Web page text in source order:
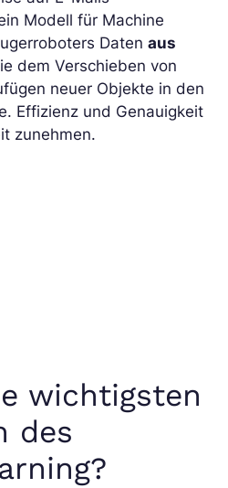
Modell für Machine
Daten aus
dem Verschieben von
neuer Objekte in den
Effizienz und Genauigkeit
zunehmen.
wichtigsten
des